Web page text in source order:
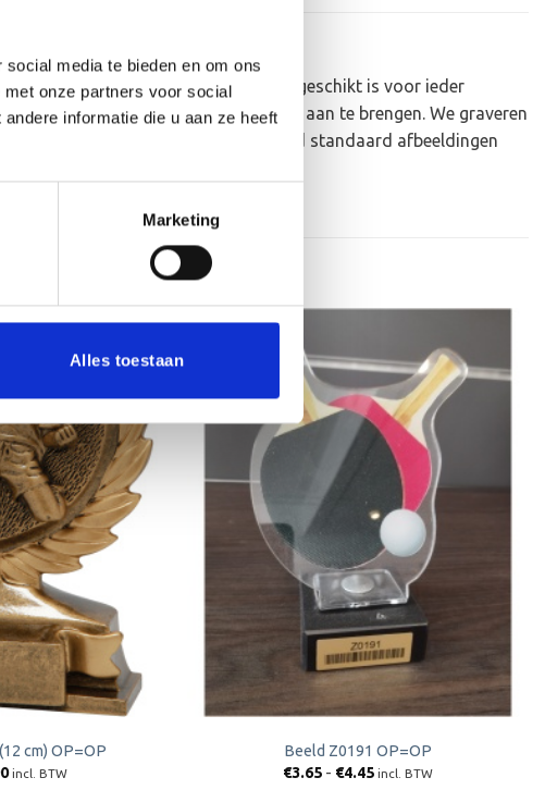
media te bieden en om ons
onze partners voor social
informatie die u aan ze heeft
Marketing
Alles toestaan
is een heel mooie trofee die zeer geschikt is voor ieder
een tekst op de voet van de beker aan te brengen. We graveren
Dit kan een van onze tweehonderd standaard afbeeldingen
aan
verlanglijst
cm) OP=OP
Huidige
incl. BTW
Aanbieding!
Toevoegen
Beeld Z0191 OP=OP
€3.65 - €4.45Prijsklasse:
incl. BTW